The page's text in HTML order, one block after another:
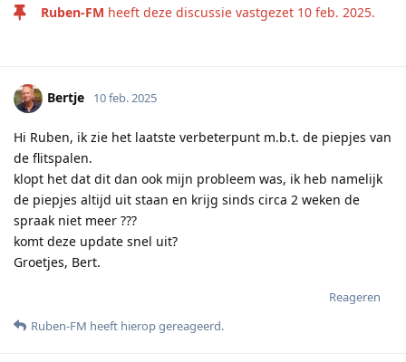
Ruben-FM heeft deze discussie vastgezet 10 feb. 2025.
Bertje 10 feb. 2025
Hi Ruben, ik zie het laatste verbeterpunt m.b.t. de piepjes van
de flitspalen.
klopt het dat dit dan ook mijn probleem was, ik heb namelijk
de piepjes altijd uit staan en krijg sinds circa 2 weken de
spraak niet meer ???
komt deze update snel uit?
Groetjes, Bert.
Reageren
Ruben-FM heeft hierop gereageerd.